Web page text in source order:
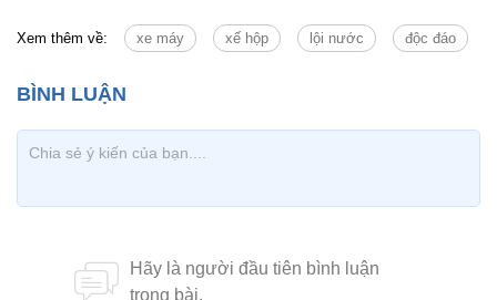
Xem thêm về: xe máy xế hộp lội nước độc đáo